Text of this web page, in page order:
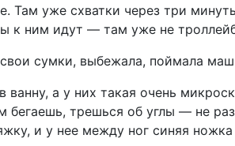
Там уже схватки через три
к ним идут — там уже не
сумки, выбежала, поймала
ванну, а у них такая очень
бегаешь, трешься об углы — не
и у нее между ног синяя